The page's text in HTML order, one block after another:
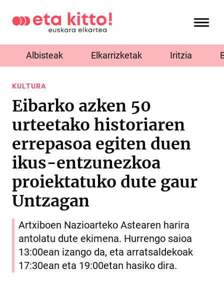
Albisteak Elkarrizketak Iritzia
KULTURA
Eibarko azken 50
urteetako historiaren
errepasoa egiten duen
ikus-entzunezkoa
proiektatuko dute gaur
Untzagan
Artxiboen Nazioarteko Astearen harira
antolatu dute ekimena. Hurrengo saioa
13:00ean izango da, eta arratsaldekoak
17:30ean eta 19:00etan hasiko dira.